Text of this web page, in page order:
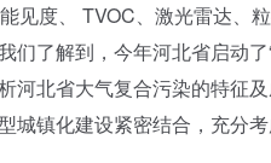
见度、 TVOC、激光雷达、
们了解到，今年河北省启动
河北省大气复合污染的特征
城镇化建设紧密结合，充分